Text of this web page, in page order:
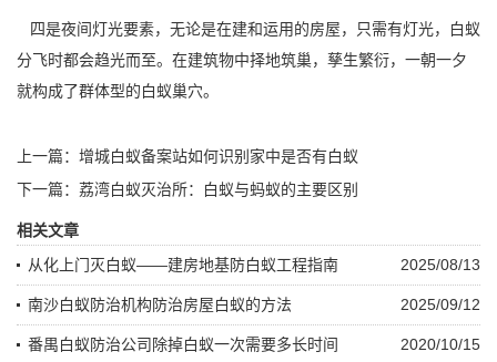
四是夜间灯光要素，无论是在建和运用的房屋，只需有灯光，白蚁
分飞时都会趋光而至。在建筑物中择地筑巢， 孳生繁衍，一朝一夕
就构成了群体型的白蚁巢穴。
上一篇： 增城白蚁备案站如何识别家中是否有白蚁
下一篇： 荔湾白蚁灭治所：白蚁与蚂蚁的主要区别
相关文章
2025/08/13
从化上门灭白蚁——建房地基防白蚁工程指南
2025/09/12
南沙白蚁防治机构防治房屋白蚁的方法
2020/10/15
番禺白蚁防治公司除掉白蚁一次需要多长时间